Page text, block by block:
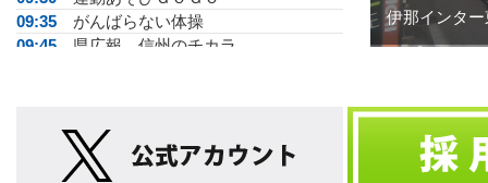
09:35
がんばらない体操
09:45
県広報 信州のチカラ
手話で話そう
みんなdeマレット▽仙天クラブ
伊那インター